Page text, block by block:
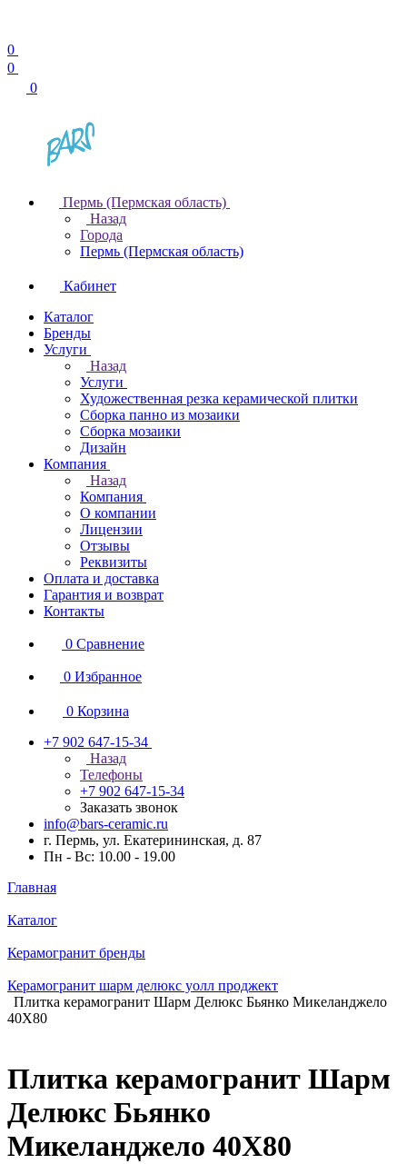
0
0
0
Пермь (Пермская область)
Назад
Города
Пермь (Пермская область)
Кабинет
Каталог
Бренды
Услуги
Назад
Услуги
Художественная резка керамической плитки
Сборка панно из мозаики
Сборка мозаики
Дизайн
Компания
Назад
Компания
О компании
Лицензии
Отзывы
Реквизиты
Оплата и доставка
Гарантия и возврат
Контакты
0 Сравнение
0 Избранное
0 Корзина
+7 902 647-15-34
Назад
Телефоны
+7 902 647-15-34
Заказать звонок
info@bars-ceramic.ru
г. Пермь, ул. Екатерининская, д. 87
Пн - Вс: 10.00 - 19.00
Главная
Каталог
Керамогранит бренды
Керамогранит шарм делюкс уолл проджект
Плитка керамогранит Шарм Делюкс Бьянко Микеланджело
40X80
Плитка керамогранит Шарм
Делюкс Бьянко
Микеланджело 40X80